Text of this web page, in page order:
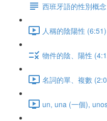
西班牙語的性別概念
人稱的陰陽性 (6:51)
物件的陰、陽性
名詞的單、複數
un, una (一個),